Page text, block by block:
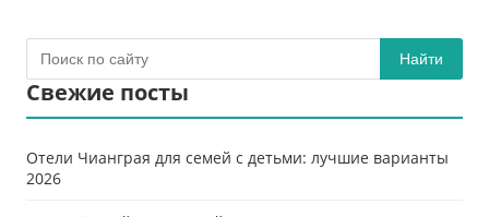
Найти
Свежие посты
Отели Чианграя для семей с детьми: лучшие варианты
2026